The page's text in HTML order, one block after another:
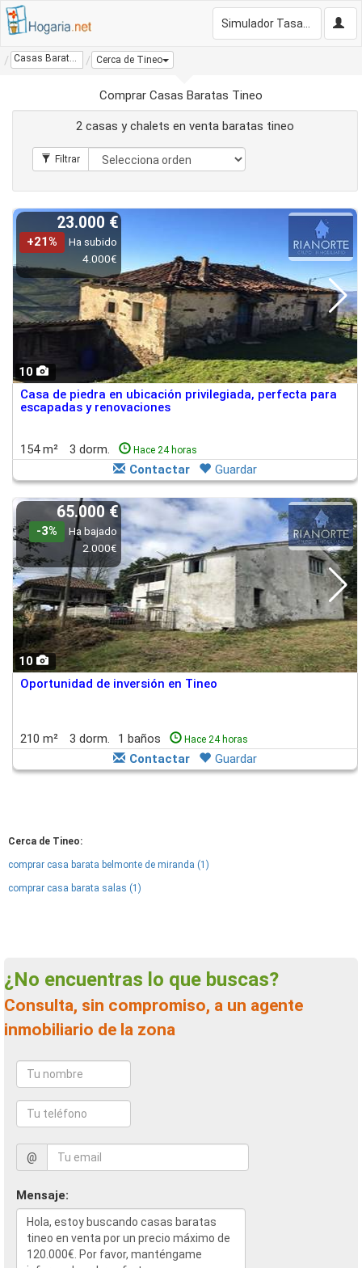
Casas Baratas Tineo Cerca de Tineo
Comprar Casas Baratas Tineo
2 casas y chalets en venta baratas tineo
10
23.000 €
+21%
Ha subido
4.000€
Casa de piedra en ubicación privilegiada, perfecta para
escapadas y renovaciones
154 m² 3 dorm. Hace 24 horas
Contactar Guardar
10
65.000 €
-3%
Ha bajado
2.000€
Oportunidad de inversión en Tineo
210 m² 3 dorm. 1 baños Hace 24 horas
Contactar Guardar
Cerca de Tineo:
comprar casa barata belmonte de miranda (1)
comprar casa barata salas (1)
¿No encuentras lo que buscas?
Consulta, sin compromiso, a un agente
inmobiliario de la zona
@
Mensaje: